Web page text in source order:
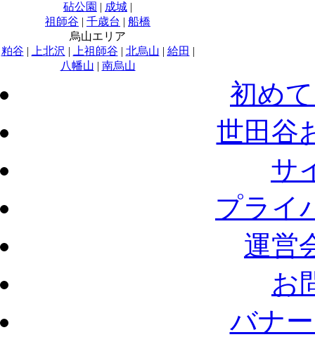
砧公園 | 成城 |
祖師谷 | 千歳台 | 船橋
烏山エリア
粕谷 | 上北沢 | 上祖師谷 | 北烏山 | 給田 |
八幡山 | 南烏山
初め
世田谷
サ
プライ
運営
お
バナ